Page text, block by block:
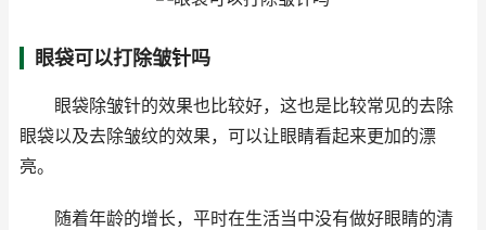
眼袋可以打除皱针吗
眼袋除皱针的效果也比较好，这也是比较常见的去除
眼袋以及去除皱纹的效果，可以让眼睛看起来更加的漂
亮。
随着年龄的增长，平时在生活当中没有做好眼睛的清